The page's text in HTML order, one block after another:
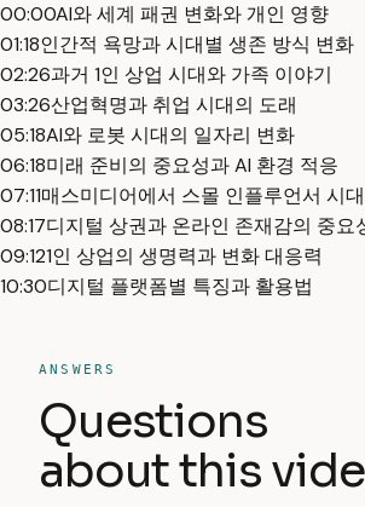
00:00AI와 세계 패권 변화와 개인 영향
01:18인간적 욕망과 시대별 생존 방식 변화
02:26과거 1인 상업 시대와 가족 이야기
03:26산업혁명과 취업 시대의 도래
05:18AI와 로봇 시대의 일자리 변화
06:18미래 준비의 중요성과 AI 환경 적응
07:11매스미디어에서 스몰 인플루언서 시
08:17디지털 상권과 온라인 존재감의 중요
09:121인 상업의 생명력과 변화 대응력
10:30디지털 플랫폼별 특징과 활용법
ANSWERS
Questions
about this